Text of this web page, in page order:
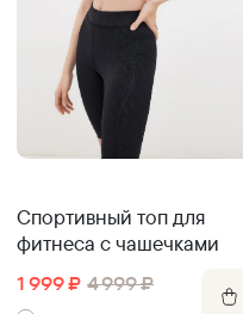
Спортивный топ для
фитнеса с чашечками
1 999 ₽ 4 999 ₽